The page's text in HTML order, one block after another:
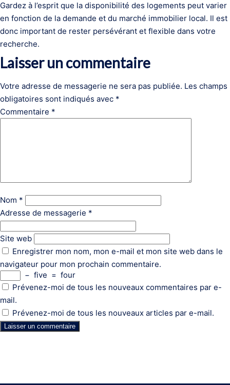
Gardez à l’esprit que la disponibilité des logements peut varier
en fonction de la demande et du marché immobilier local. Il est
donc important de rester persévérant et flexible dans votre
recherche.
Laisser un commentaire
Votre adresse de messagerie ne sera pas publiée. Les champs
obligatoires sont indiqués avec *
Commentaire *
Nom *
Adresse de messagerie *
Site web
Enregistrer mon nom, mon e-mail et mon site web dans le
navigateur pour mon prochain commentaire.
− five = four
Prévenez-moi de tous les nouveaux commentaires par e-
mail.
Prévenez-moi de tous les nouveaux articles par e-mail.